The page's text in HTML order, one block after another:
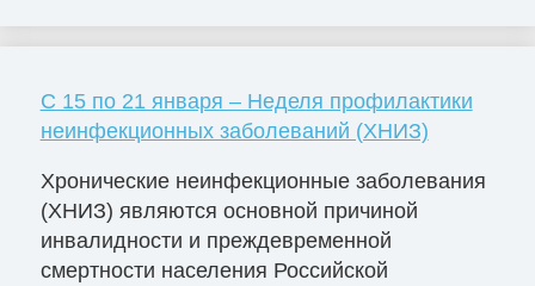
С 15 по 21 января – Неделя профилактики
неинфекционных заболеваний (ХНИЗ)
Хронические неинфекционные заболевания
(ХНИЗ) являются основной причиной
инвалидности и преждевременной
смертности населения Российской